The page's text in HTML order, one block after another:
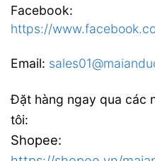
Facebook:
https://
Email:
Đặt hàng ngay qua các
tôi:
Shopee: